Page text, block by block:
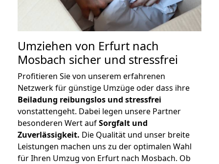
Umziehen von Erfurt nach
Mosbach sicher und stressfrei
Profitieren Sie von unserem erfahrenen
Netzwerk für günstige Umzüge oder dass ihre
Beiladung reibungslos und stressfrei
vonstattengeht. Dabei legen unsere Partner
besonderen Wert aufSorgfalt und
Zuverlässigkeit. Die Qualität und unser breite
Leistungen machen uns zu der optimalen Wahl
für Ihren Umzug von Erfurt nach Mosbach. Ob